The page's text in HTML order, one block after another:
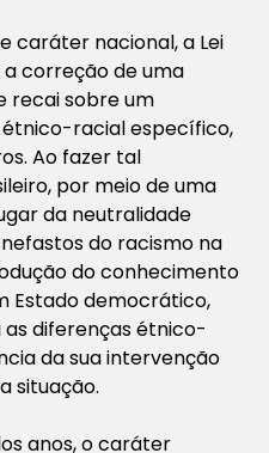
caráter nacional, a Lei
a correção de uma
recai sobre um
racial específico,
Ao fazer tal
por meio de uma
da neutralidade
do racismo na
do conhecimento
Estado democrático,
diferenças étnico-
da sua intervenção
situação.
anos, o caráter